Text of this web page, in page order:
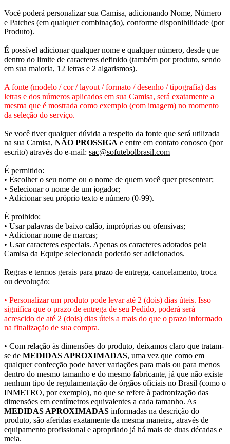
Você poderá personalizar sua Camisa, adicionando Nome, Número
e Patches (em qualquer combinação), conforme disponibilidade (por
Produto).
É possível adicionar qualquer nome e qualquer número, desde que
dentro do limite de caracteres definido (também por produto, sendo
em sua maioria, 12 letras e 2 algarismos).
A fonte (modelo / cor / layout / formato / desenho / tipografia) das
letras e dos números aplicados em sua Camisa, será exatamente a
mesma que é mostrada como exemplo (com imagem) no momento
da seleção do serviço.
Se você tiver qualquer dúvida a respeito da fonte que será utilizada
na sua Camisa, NÃO PROSSIGA e entre em contato conosco (por
escrito) através do e-mail: sac@sofutebolbrasil.com
É permitido:
• Escolher o seu nome ou o nome de quem você quer presentear;
• Selecionar o nome de um jogador;
• Adicionar seu próprio texto e número (0-99).
É proibido:
• Usar palavras de baixo calão, impróprias ou ofensivas;
• Adicionar nome de marcas;
• Usar caracteres especiais. Apenas os caracteres adotados pela
Camisa da Equipe selecionada poderão ser adicionados.
Regras e termos gerais para prazo de entrega, cancelamento, troca
ou devolução:
• Personalizar um produto pode levar até 2 (dois) dias úteis. Isso
significa que o prazo de entrega de seu Pedido, poderá será
acrescido de até 2 (dois) dias úteis a mais do que o prazo informado
na finalização de sua compra.
• Com relação às dimensões do produto, deixamos claro que tratam-
se de MEDIDAS APROXIMADAS, uma vez que como em
qualquer confecção pode haver variações para mais ou para menos
dentro do mesmo tamanho e do mesmo fabricante, já que não existe
nenhum tipo de regulamentação de órgãos oficiais no Brasil (como o
INMETRO, por exemplo), no que se refere à padronização das
dimensões em centímetros equivalentes a cada tamanho. As
MEDIDAS APROXIMADAS informadas na descrição do
produto, são aferidas exatamente da mesma maneira, através de
equipamento profissional e apropriado já há mais de duas décadas e
meia.